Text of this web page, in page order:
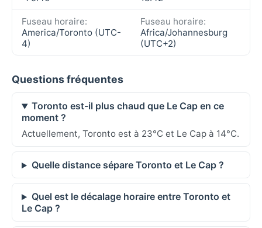
Fuseau horaire:
America/Toronto (UTC-
4)
Fuseau horaire:
Africa/Johannesburg
(UTC+2)
Questions fréquentes
Toronto est-il plus chaud que Le Cap en ce
moment ?
Actuellement, Toronto est à 23°C et Le Cap à 14°C.
Quelle distance sépare Toronto et Le Cap ?
Quel est le décalage horaire entre Toronto et
Le Cap ?